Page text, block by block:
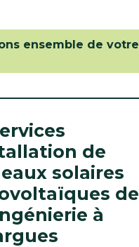
ensemble de votre
de
solaires
de
à